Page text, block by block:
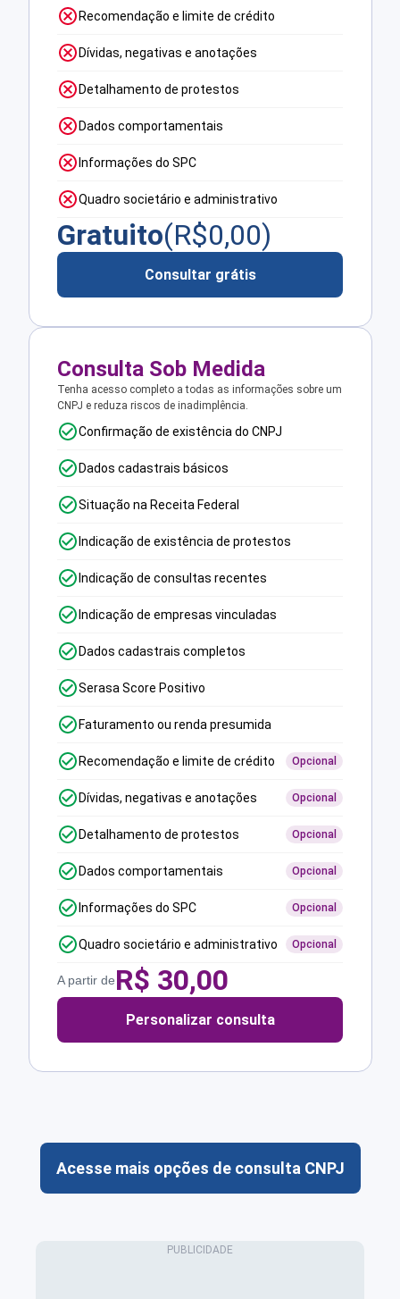
Recomendação e limite de crédito
Dívidas, negativas e anotações
Detalhamento de protestos
Dados comportamentais
Informações do SPC
Quadro societário e administrativo
Gratuito(R$0,00)
Consultar grátis
Consulta Sob Medida
Tenha acesso completo a todas as informações sobre um
CNPJ e reduza riscos de inadimplência.
Confirmação de existência do CNPJ
Dados cadastrais básicos
Situação na Receita Federal
Indicação de existência de protestos
Indicação de consultas recentes
Indicação de empresas vinculadas
Dados cadastrais completos
Serasa Score Positivo
Faturamento ou renda presumida
Recomendação e limite de crédito Opcional
Dívidas, negativas e anotações Opcional
Detalhamento de protestos Opcional
Dados comportamentais Opcional
Informações do SPC Opcional
Quadro societário e administrativo Opcional
A partir deR$ 30,00
Personalizar consulta
Acesse mais opções de consulta CNPJ